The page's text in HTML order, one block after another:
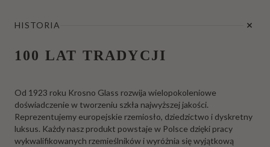
HISTORIA
100 LAT TRADYCJI
Od 1923 roku Krosno Glass rozwija wielopokoleniowe
doświadczenie w tworzeniu szkła najwyższej jakości.
Reprezentujemy europejskie rzemiosło, dziedzictwo i dyskretny
luksus. Każdy nasz produkt powstaje w Polsce dzięki pracy
wykwalifikowanych rzemieślników i wyróżnia się wyjątkową